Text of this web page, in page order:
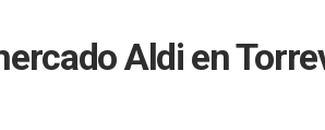
Aldi en